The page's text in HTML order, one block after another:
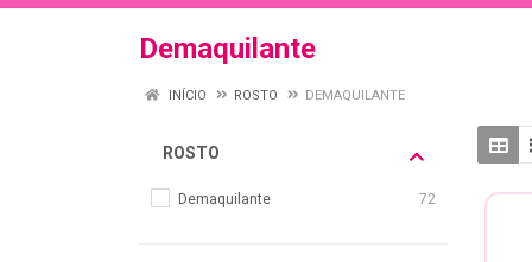
Demaquilante
INÍCIO ROSTO DEMAQUILANTE
ROSTO
Demaquilante 72